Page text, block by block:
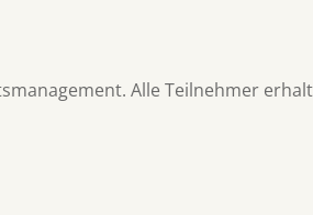
Alle Teilnehmer